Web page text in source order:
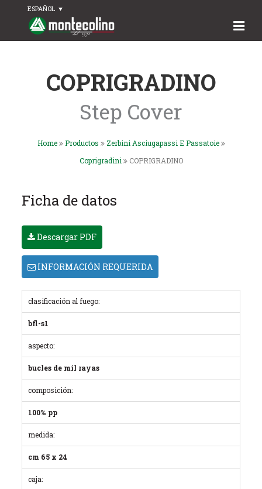
ESPAÑOL
COPRIGRADINO
Step Cover
Home Productos
Zerbini Asciugapassi E Passatoie
Coprigradini
COPRIGRADINO
Ficha de datos
Descargar PDF
INFORMACIÓN REQUERIDA
clasificación al fuego:
bfl-s1
aspecto:
bucles de mil rayas
composición:
100% pp
medida:
cm 65 x 24
caja: